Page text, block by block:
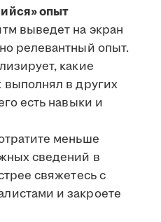
опыт
выведет на экран
релевантный опыт.
какие
выполнял в других
есть навыки и
меньше
сведений в
свяжетесь с
и закроете